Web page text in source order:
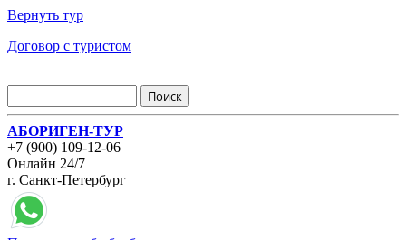
Вернуть тур
Договор с туристом
АБОРИГЕН-ТУР
+7 (900) 109-12-06
Онлайн 24/7
г. Санкт-Петербург